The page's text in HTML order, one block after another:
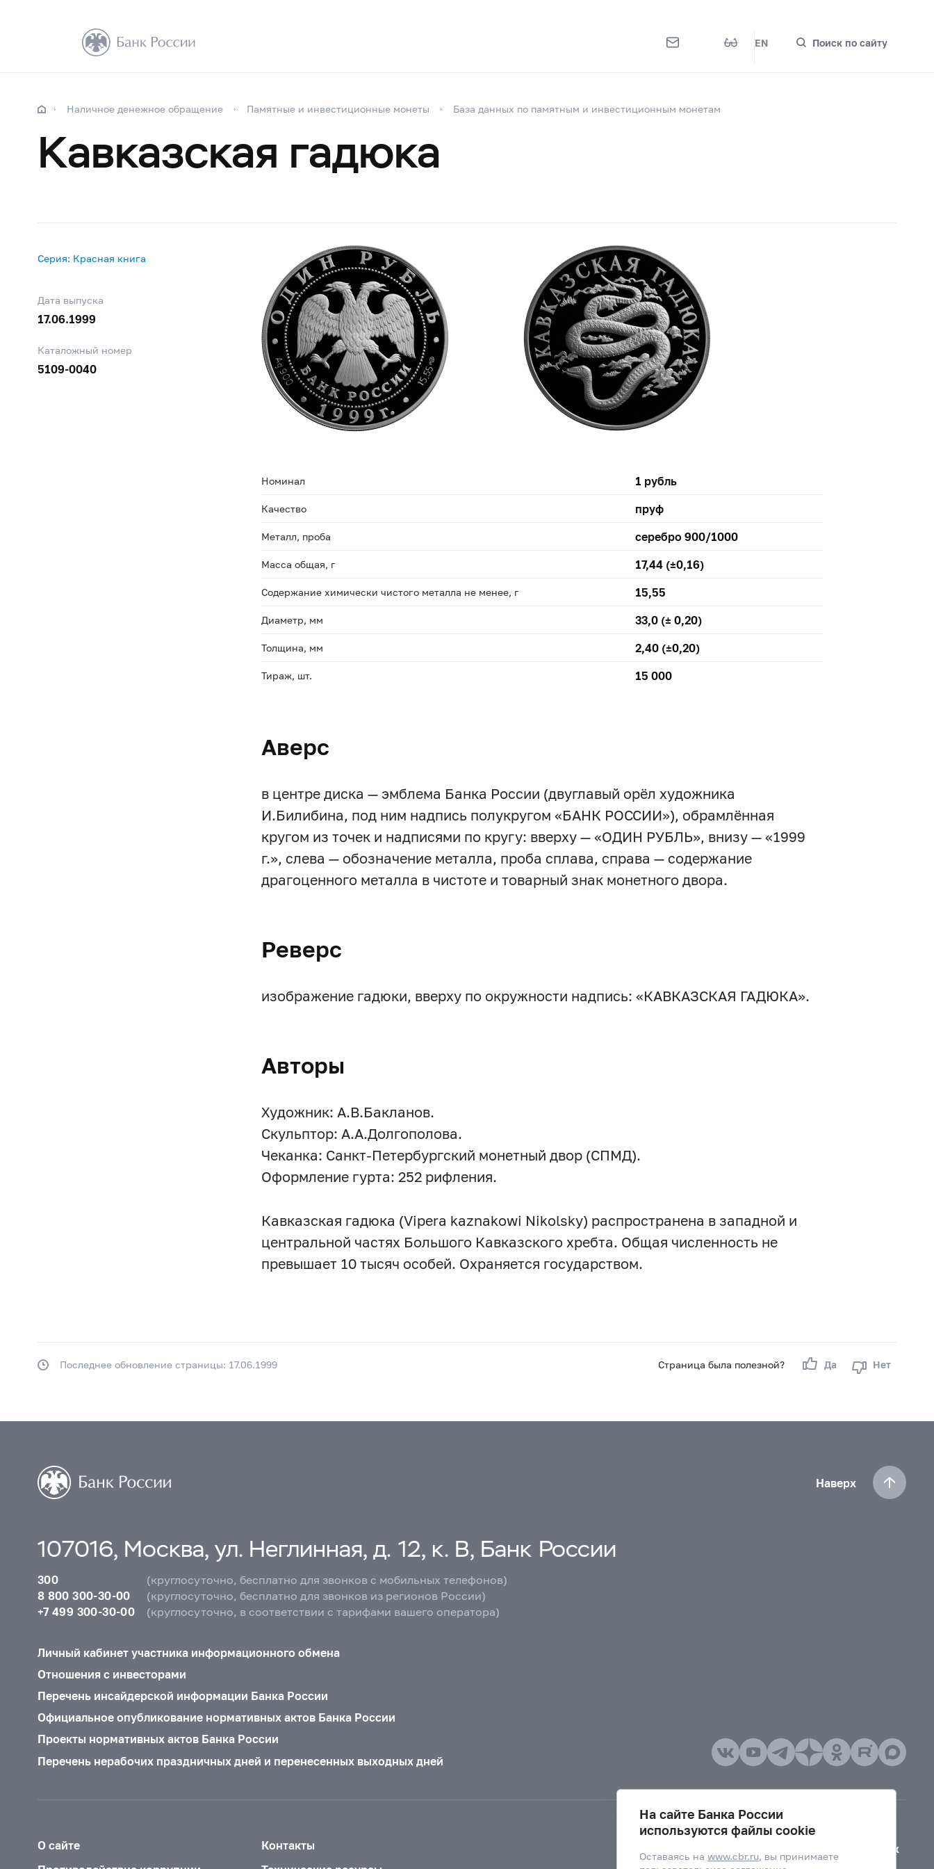
EN Поиск по сайту
Наличное денежное обращение Памятные и инвестиционные монеты База данных по памятным и инвестиционным монетам
Кавказская гадюка
Серия: Красная книга
Дата выпуска
17.06.1999
Каталожный номер
5109-0040
Номинал 1 рубль
Качество пруф
Металл, проба серебро 900/1000
Масса общая, г 17,44 (±0,16)
Содержание химически чистого металла не менее, г 15,55
Диаметр, мм 33,0 (± 0,20)
Толщина, мм 2,40 (±0,20)
Тираж, шт. 15 000
Аверс
в центре диска — эмблема Банка России (двуглавый орёл художника
И.Билибина, под ним надпись полукругом «БАНК РОССИИ»), обрамлённая
кругом из точек и надписями по кругу: вверху — «ОДИН РУБЛЬ», внизу — «1999
г.», слева — обозначение металла, проба сплава, справа — содержание
драгоценного металла в чистоте и товарный знак монетного двора.
Реверс
изображение гадюки, вверху по окружности надпись: «КАВКАЗСКАЯ ГАДЮКА».
Авторы
Художник: А.В.Бакланов.
Скульптор: А.А.Долгополова.
Чеканка: Санкт-Петербургский монетный двор (СПМД).
Оформление гурта: 252 рифления.
Кавказская гадюка (Vipera kaznakowi Nikolsky) распространена в западной и
центральной частях Большого Кавказского хребта. Общая численность не
превышает 10 тысяч особей. Охраняется государством.
Страница была полезной? Да Нет
Последнее обновление страницы: 17.06.1999
Наверх
107016, Москва, ул. Неглинная, д. 12, к. В, Банк России
300
(круглосуточно, бесплатно для звонков с мобильных телефонов)
8 800 300-30-00
(круглосуточно, бесплатно для звонков из регионов России)
+7 499 300-30-00
(круглосуточно, в соответствии с тарифами вашего оператора)
Личный кабинет участника информационного обмена
Отношения с инвесторами
Перечень инсайдерской информации Банка России
Официальное опубликование нормативных актов Банка России
Проекты нормативных актов Банка России
Перечень нерабочих праздничных дней и перенесенных выходных дней
О сайте
Контакты
Версия для слабовидящих
На сайте Банка России
используются файлы cookie
Оставаясь наwww.cbr.ru, вы принимаете